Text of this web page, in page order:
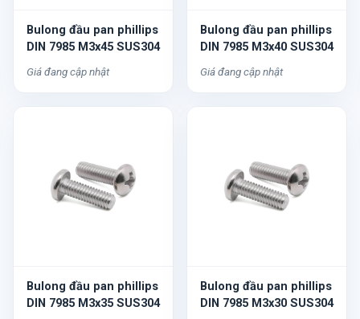
Bulong đầu pan phillips
DIN 7985 M3x45 SUS304
Giá đang cập nhật
Bulong đầu pan phillips
DIN 7985 M3x40 SUS304
Giá đang cập nhật
Bulong đầu pan phillips
DIN 7985 M3x35 SUS304
Bulong đầu pan phillips
DIN 7985 M3x30 SUS304